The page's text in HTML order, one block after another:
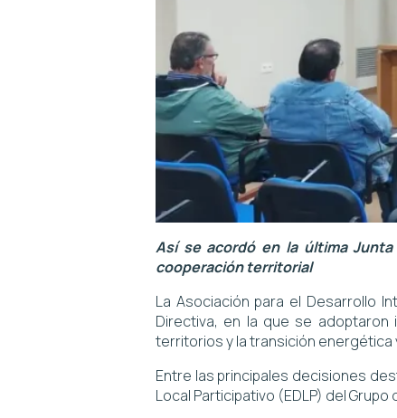
Así se acordó en la última
cooperación territorial
La Asociación para el Desarrollo
Directiva, en la que se
territorios y la transición energética
Entre las principales decisiones
Local Participativo (EDLP) del Grupo